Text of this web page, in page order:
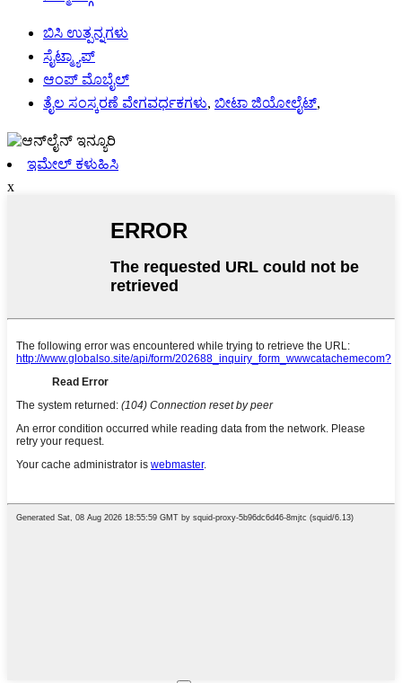
ಬಿಸಿ ಉತ್ಪನ್ನಗಳು
ಸೈಟ್ಮ್ಯಾಪ್
ಆಂಪ್ ಮೊಬೈಲ್
ತೈಲ ಸಂಸ್ಕರಣೆ ವೇಗವರ್ಧಕಗಳು, ಬೀಟಾ ಜಿಯೋಲೈಟ್,
ಇಮೇಲ್ ಕಳುಹಿಸಿ
x